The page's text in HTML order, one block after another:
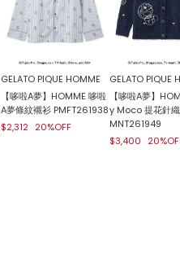
GELATO PIQUE HOMME
【哆啦A夢】HOMME 哆啦
A夢條紋襯衫 PMFT261938
$2,312 20%OFF
GELATO PIQUE
【哆啦A夢】
y Moco 提花針
MNT261949
$3,400